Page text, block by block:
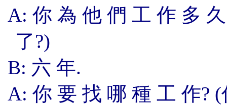
A: 你 為 他 們 工 作 多
了?)
B: 六 年.
A: 你 要 找 哪 種 工 作?